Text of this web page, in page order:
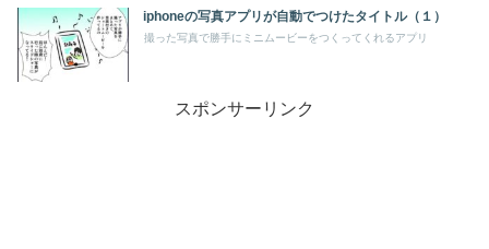
iphoneの写真アプリが自動でつけたタイトル（１）
撮った写真で勝手にミニムービーをつくってくれるアプリ
スポンサーリンク